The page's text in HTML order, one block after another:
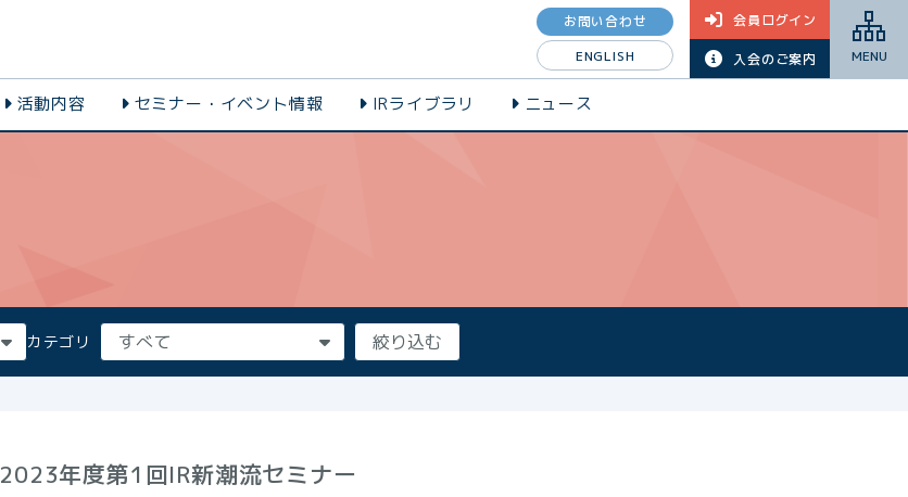
お問い合わせ
ENGLISH
会員ログイン
入会のご案内 MENU
活動内容 セミナー・イベント情報 IRライブラリ ニュース
カテゴリ
2023年度第1回IR新潮流セミナー